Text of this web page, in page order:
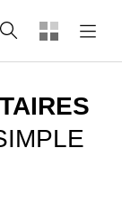
Recherche